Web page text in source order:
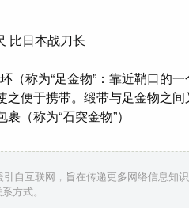
比日本战刀长
称为“足金物”：靠近鞘口的一
之便于携带。缎带与足金物之
（称为“石突金物”）
自互联网，旨在传递更多网络信息知
方式。